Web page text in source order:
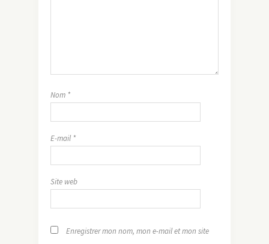
Nom *
E-mail *
Site web
Enregistrer mon nom, mon e-mail et mon site